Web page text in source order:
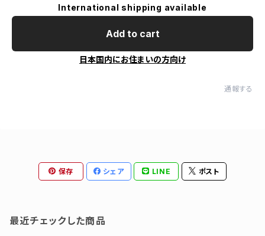
International shipping available
Add to cart
日本国内にお住まいの方向け
通報する
保存 シェア LINE ポスト
最近チェックした商品